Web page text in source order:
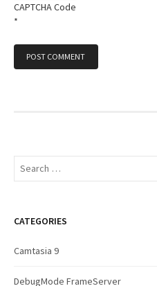
CAPTCHA Code
*
S
c
f
CATEGORIES
Camtasia 9
DebugMode FrameServer